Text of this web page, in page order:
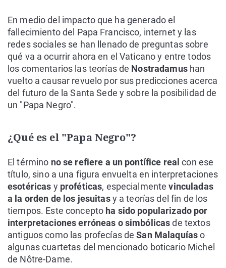
En medio del impacto que ha generado el
fallecimiento del Papa Francisco, internet y las
redes sociales se han llenado de preguntas sobre
qué va a ocurrir ahora en el Vaticano y entre todos
los comentarios las teorías de Nostradamus han
vuelto a causar revuelo por sus predicciones acerca
del futuro de la Santa Sede y sobre la posibilidad de
un "Papa Negro".
¿Qué es el "Papa Negro"?
El término no se refiere a un pontífice real con ese
título, sino a una figura envuelta en interpretaciones
esotéricas y proféticas, especialmentevinculadas
a la orden de los jesuitasy a teorías del fin de los
tiempos. Este concepto ha sido popularizado por
interpretaciones erróneas o simbólicasde textos
antiguos como las profecías deSan Malaquíaso
algunas cuartetas del mencionado boticario Michel
de Nôtre-Dame.